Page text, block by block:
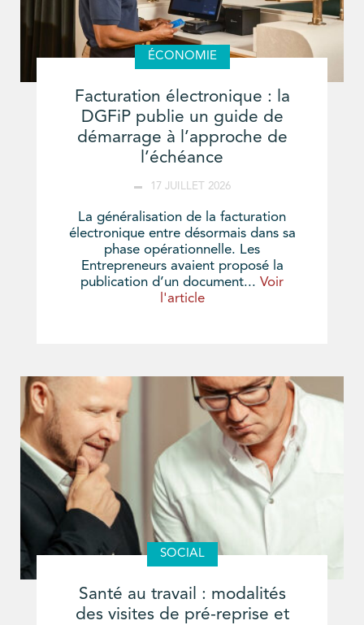
ÉCONOMIE
Facturation électronique : la
DGFiP publie un guide de
démarrage à l’approche de
l’échéance
17 JUILLET 2026
La généralisation de la facturation
électronique entre désormais dans sa
phase opérationnelle. Les
Entrepreneurs avaient proposé la
publication d’un document... Voir
l'article
SOCIAL
Santé au travail : modalités
des visites de pré-reprise et